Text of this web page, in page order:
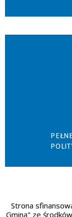
Strona
Gmina" ze